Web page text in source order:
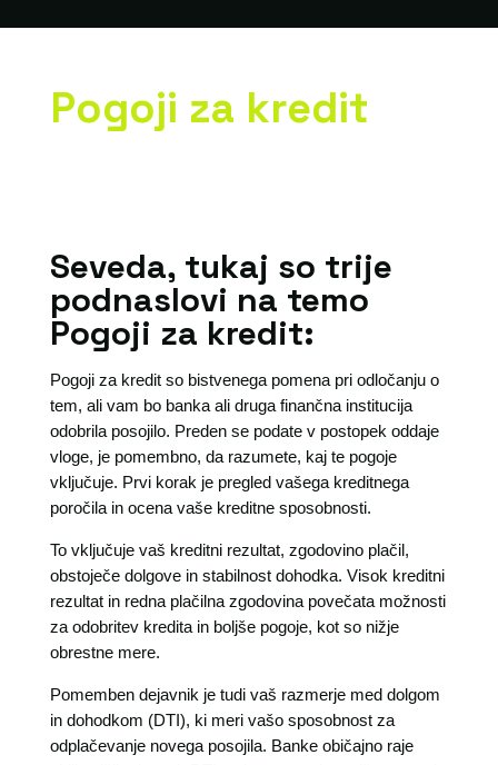
Pogoji za kredit
Seveda, tukaj so trije
podnaslovi na temo
Pogoji za kredit:
Pogoji za kredit so bistvenega pomena pri odločanju o
tem, ali vam bo banka ali druga finančna institucija
odobrila posojilo. Preden se podate v postopek oddaje
vloge, je pomembno, da razumete, kaj te pogoje
vključuje. Prvi korak je pregled vašega kreditnega
poročila in ocena vaše kreditne sposobnosti.
To vključuje vaš kreditni rezultat, zgodovino plačil,
obstoječe dolgove in stabilnost dohodka. Visok kreditni
rezultat in redna plačilna zgodovina povečata možnosti
za odobritev kredita in boljše pogoje, kot so nižje
obrestne mere.
Pomemben dejavnik je tudi vaš razmerje med dolgom
in dohodkom (DTI), ki meri vašo sposobnost za
odplačevanje novega posojila. Banke običajno raje